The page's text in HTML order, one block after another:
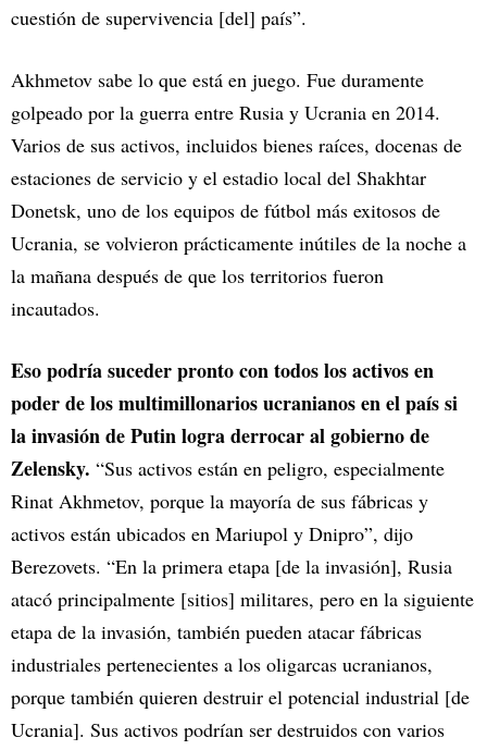
cuestión de supervivencia [del] país”.
Akhmetov sabe lo que está en juego. Fue duramente
golpeado por la guerra entre Rusia y Ucrania en 2014.
Varios de sus activos, incluidos bienes raíces, docenas de
estaciones de servicio y el estadio local del Shakhtar
Donetsk, uno de los equipos de fútbol más exitosos de
Ucrania, se volvieron prácticamente inútiles de la noche a
la mañana después de que los territorios fueron
incautados.
Eso podría suceder pronto con todos los activos en
poder de los multimillonarios ucranianos en el país si
la invasión de Putin logra derrocar al gobierno de
Zelensky. “Sus activos están en peligro, especialmente
Rinat Akhmetov, porque la mayoría de sus fábricas y
activos están ubicados en Mariupol y Dnipro”, dijo
Berezovets. “En la primera etapa [de la invasión], Rusia
atacó principalmente [sitios] militares, pero en la siguiente
etapa de la invasión, también pueden atacar fábricas
industriales pertenecientes a los oligarcas ucranianos,
porque también quieren destruir el potencial industrial [de
Ucrania]. Sus activos podrían ser destruidos con varios